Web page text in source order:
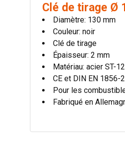
Clé de tirage Ø
Diamètre: 130 mm
Couleur: noir
Clé de tirage
Épaisseur: 2 mm
Matériau: acier ST-12
CE et DIN EN 1856-2
Pour les
Fabriqué en